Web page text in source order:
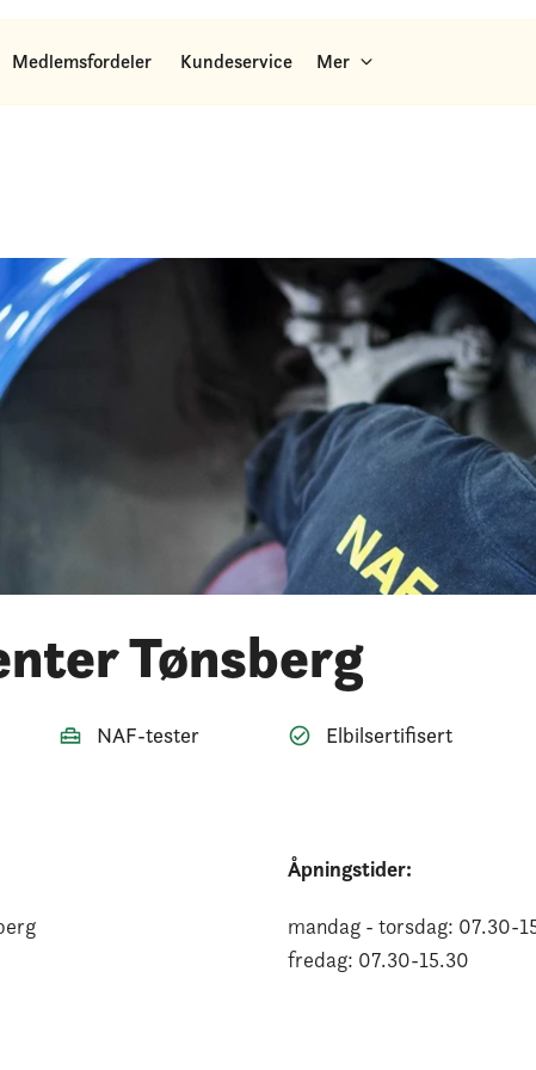
Medlemsfordeler Kundeservice Mer
Tønsberg
NAF-tester Elbilsertifisert
Åpningstider:
mandag - torsdag: 07.30-
fredag: 07.30-15.30